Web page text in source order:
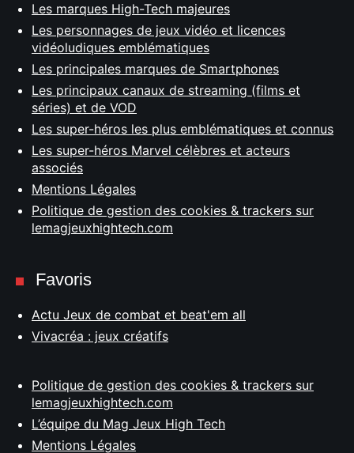
Les marques High-Tech majeures
Les personnages de jeux vidéo et licences
vidéoludiques emblématiques
Les principales marques de Smartphones
Les principaux canaux de streaming (films et
séries) et de VOD
Les super-héros les plus emblématiques et connus
Les super-héros Marvel célèbres et acteurs
associés
Mentions Légales
Politique de gestion des cookies & trackers sur
lemagjeuxhightech.com
Favoris
Actu Jeux de combat et beat'em all
Vivacréa : jeux créatifs
Politique de gestion des cookies & trackers sur
lemagjeuxhightech.com
L’équipe du Mag Jeux High Tech
Mentions Légales